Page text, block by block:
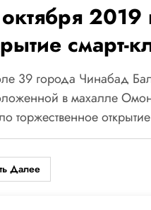
смарт-
языка
39 города Чинабад
в махалле
торжественное
Далее